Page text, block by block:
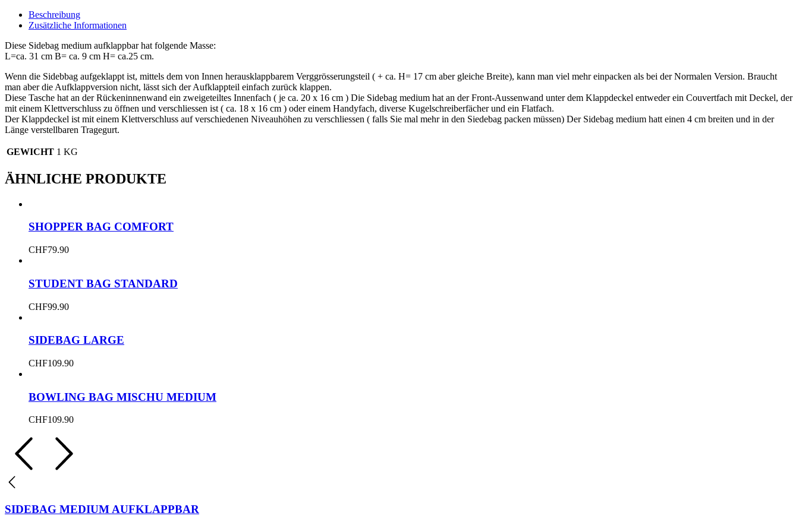
MengeBeschreibung
Zusätzliche Informationen
Diese Sidebag medium aufklappbar hat folgende Masse:
L=ca. 31 cm B= ca. 9 cm H= ca.25 cm.
Wenn die Sidebbag aufgeklappt ist, mittels dem von Innen herausklappbarem Verggrösserungsteil ( + ca. H= 17 cm aber gleiche Breite), kann man viel mehr einpacken als bei der Normalen Version. Braucht
man aber die Aufklappversion nicht, lässt sich der Aufklappteil einfach zurück klappen.
Diese Tasche hat an der Rückeninnenwand ein zweigeteiltes Innenfach ( je ca. 20 x 16 cm ) Die Sidebag medium hat an der Front-Aussenwand unter dem Klappdeckel entweder ein Couvertfach mit Deckel, der
mit einem Klettverschluss zu öffnen und verschliessen ist ( ca. 18 x 16 cm ) oder einem Handyfach, diverse Kugelschreiberfächer und ein Flatfach.
Der Klappdeckel ist mit einem Klettverschluss auf verschiedenen Niveauhöhen zu verschliessen ( falls Sie mal mehr in den Siedebag packen müssen) Der Sidebag medium hatt einen 4 cm breiten und in der
Länge verstellbaren Tragegurt.
GEWICHT 1 KG
ÄHNLICHE PRODUKTE
SHOPPER BAG COMFORT
CHF79.90
STUDENT BAG STANDARD
CHF99.90
SIDEBAG LARGE
CHF109.90
BOWLING BAG MISCHU MEDIUM
CHF109.90
SIDEBAG MEDIUM AUFKLAPPBAR